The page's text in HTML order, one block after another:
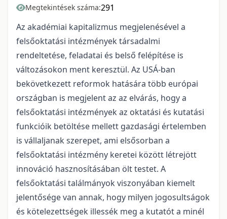
Megtekintések száma:291
Az akadémiai kapitalizmus megjelenésével a
felsőoktatási intézmények társadalmi
rendeltetése, feladatai és belső felépítése is
változásokon ment keresztül. Az USÁ-ban
bekövetkezett reformok hatására több európai
országban is megjelent az az elvárás, hogy a
felsőoktatási intézmények az oktatási és kutatási
funkcióik betöltése mellett gazdasági értelemben
is vállaljanak szerepet, ami elsősorban a
felsőoktatási intézmény keretei között létrejött
innováció hasznosításában ölt testet. A
felsőoktatási találmányok viszonyában kiemelt
jelentősége van annak, hogy milyen jogosultságok
és kötelezettségek illessék meg a kutatót a minél